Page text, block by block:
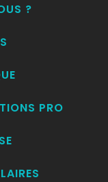
?
PRO